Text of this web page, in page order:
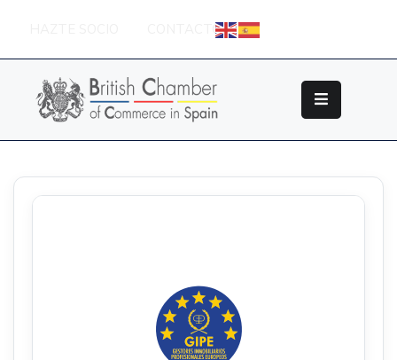
CONTACTO
Sobre
British
Chamber
Socios